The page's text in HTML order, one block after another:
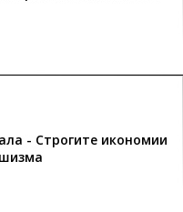
- Строгите икономии